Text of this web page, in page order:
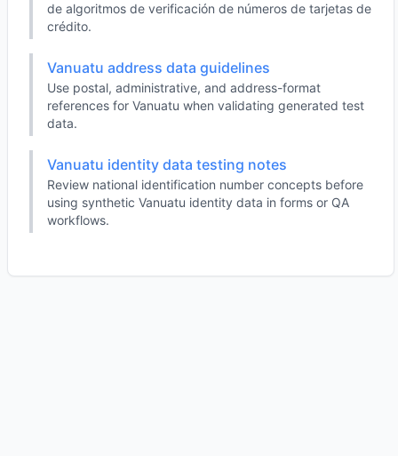
de algoritmos de verificación de números de tarjetas de
crédito.
Vanuatu address data guidelines
Use postal, administrative, and address-format
references for Vanuatu when validating generated test
data.
Vanuatu identity data testing notes
Review national identification number concepts before
using synthetic Vanuatu identity data in forms or QA
workflows.